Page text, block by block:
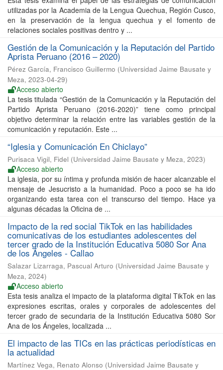
utilizadas por la Academia de la Lengua Quechua, Región Cusco,
en la preservación de la lengua quechua y el fomento de
relaciones sociales positivas dentro y ...
Gestión de la Comunicación y la Reputación del Partido
Aprista Peruano (2016 – 2020)
Pérez García, Francisco Guillermo (Universidad Jaime Bausate y
Meza, 2023-04-29)
Acceso abierto
La tesis titulada “Gestión de la Comunicación y la Reputación del
Partido Aprista Peruano (2016-2020)” tiene como principal
objetivo determinar la relación entre las variables gestión de la
comunicación y reputación. Este ...
“Iglesia y Comunicación En Chiclayo”
Purisaca Vigil, Fidel (Universidad Jaime Bausate y Meza, 2023)
Acceso abierto
La iglesia, por su íntima y profunda misión de hacer alcanzable el
mensaje de Jesucristo a la humanidad. Poco a poco se ha ido
organizando esta tarea con el transcurso del tiempo. Hace ya
algunas décadas la Oficina de ...
Impacto de la red social TikTok en las habilidades
comunicativas de los estudiantes adolescentes del
tercer grado de la Institución Educativa 5080 Sor Ana
de los Ángeles - Callao
Salazar Lizarraga, Pascual Arturo (Universidad Jaime Bausate y
Meza, 2024)
Acceso abierto
Esta tesis analiza el impacto de la plataforma digital TikTok en las
expresiones escritas, orales y corporales de adolescentes del
tercer grado de secundaria de la Institución Educativa 5080 Sor
Ana de los Ángeles, localizada ...
El impacto de las TICs en las prácticas periodísticas en
la actualidad
Martínez Vega, Renato Alonso (Universidad Jaime Bausate y